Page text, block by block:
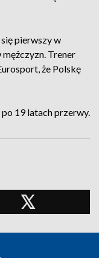
pierwszy w
Trener
że Polskę
19 latach przerwy.